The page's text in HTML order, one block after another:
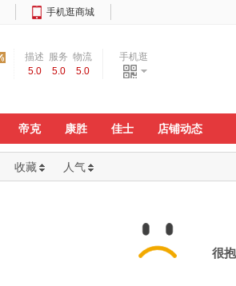
手机逛商城
描述
相符
5.0
服务
态度
5.0
物流
速度
5.0
手机逛
帝克 康胜 佳士 店铺动态
收藏 人气
很